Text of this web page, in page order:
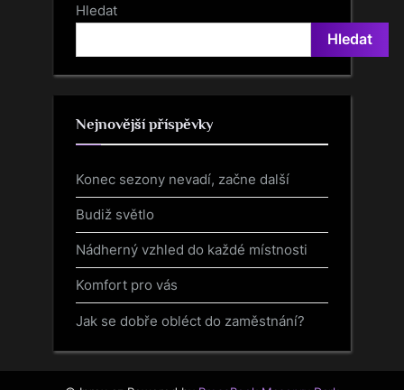
Hledat
Hledat
Nejnovější příspěvky
Konec sezony nevadí, začne další
Budiž světlo
Nádherný vzhled do každé místnosti
Komfort pro vás
Jak se dobře obléct do zaměstnání?